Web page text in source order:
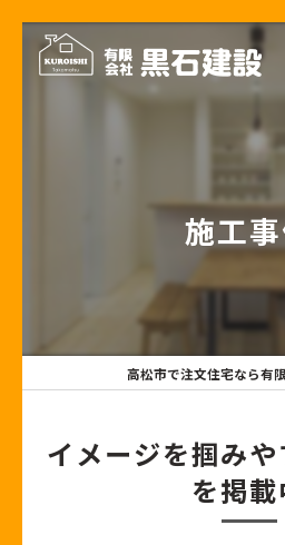
施工
高松市で注文住宅なら有
イメージを掴み
を掲載